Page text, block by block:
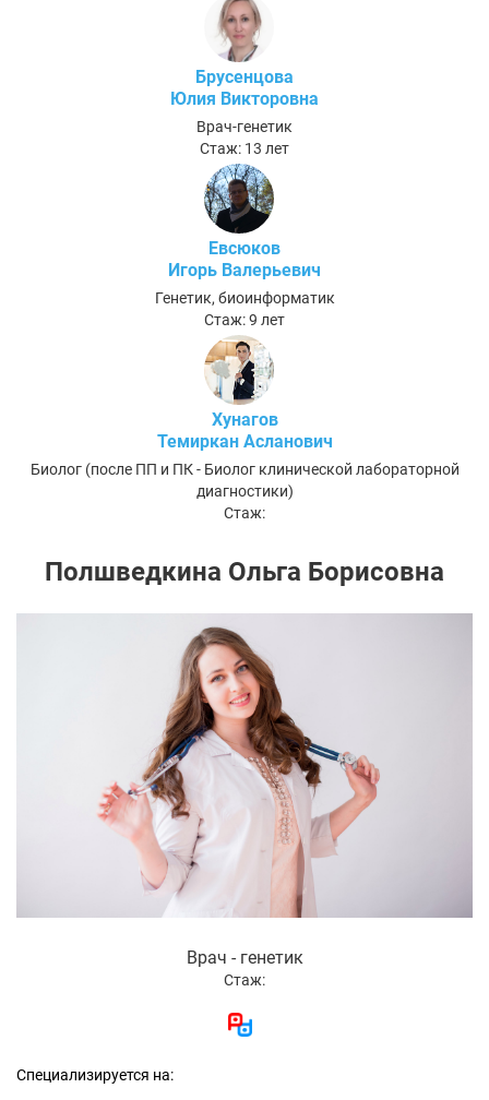
Брусенцова
Юлия Викторовна
Врач-генетик
Стаж: 13 лет
Евсюков
Игорь Валерьевич
Генетик, биоинформатик
Стаж: 9 лет
Хунагов
Темиркан Асланович
Биолог (после ПП и ПК - Биолог клинической лабораторной
диагностики)
Стаж:
Полшведкина Ольга Борисовна
Врач - генетик
Стаж:
Специализируется на: